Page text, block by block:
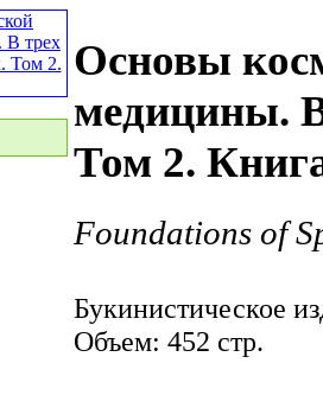
Основы
медицины.
Том 2.
Foundations of
Букинистическое
Объем: 452 стр.